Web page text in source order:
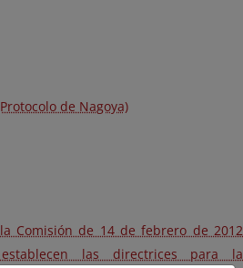
de Nagoya)
Comisión de 14 de febrero de 2012
las directrices para la